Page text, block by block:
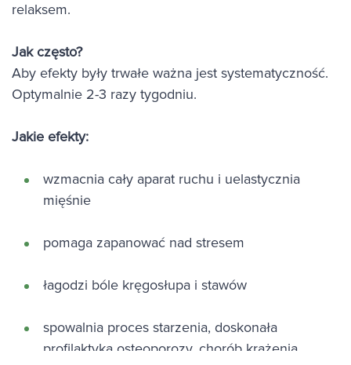
relaksem.
Jak często?
Aby efekty były trwałe ważna jest systematyczność.
Optymalnie 2-3 razy tygodniu.
Jakie efekty:
wzmacnia cały aparat ruchu i uelastycznia
mięśnie
pomaga zapanować nad stresem
łagodzi bóle kręgosłupa i stawów
spowalnia proces starzenia, doskonała
profilaktyka osteoporozy, chorób krążenia,